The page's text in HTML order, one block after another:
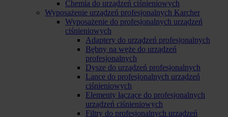
Chemia do urządzeń ciśnieniowych
Wyposażenie urządzeń profesjonalnych Karcher
Wyposażenie do profesjonalnych urządzeń
ciśnieniowych
Adaptery do urządzeń profesjonalnych
Bębny na węże do urządzeń
profesjonalnych
Dysze do urządzeń profesjonalnych
Lance do profesjonalnych urządzeń
ciśnieniowych
Elementy łączące do profesjonalnych
urządzeń ciśnieniowych
Filtry do profesjonalnych urządzeń